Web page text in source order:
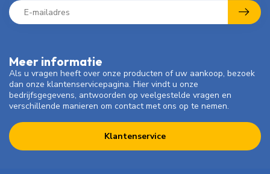
Meer informatie
Als u vragen heeft over onze producten of uw aankoop, bezoek
dan onze klantenservicepagina. Hier vindt u onze
bedrijfsgegevens, antwoorden op veelgestelde vragen en
verschillende manieren om contact met ons op te nemen.
Klantenservice